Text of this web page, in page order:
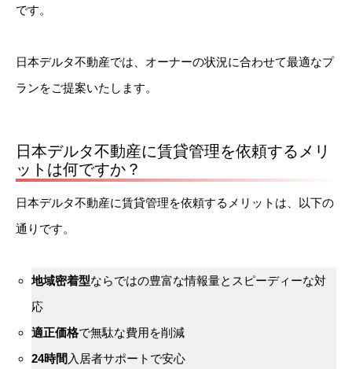
です。
日本デルタ不動産では、オーナーの状況に合わせて最適なプ
ランをご提案いたします。
日本デルタ不動産に賃貸管理を依頼するメリ
ットは何ですか？
日本デルタ不動産に賃貸管理を依頼するメリットは、以下の
通りです。
地域密着型ならではの豊富な情報量とスピーディーな対
応
適正価格で無駄な費用を削減
24時間 入居者サポートで安心